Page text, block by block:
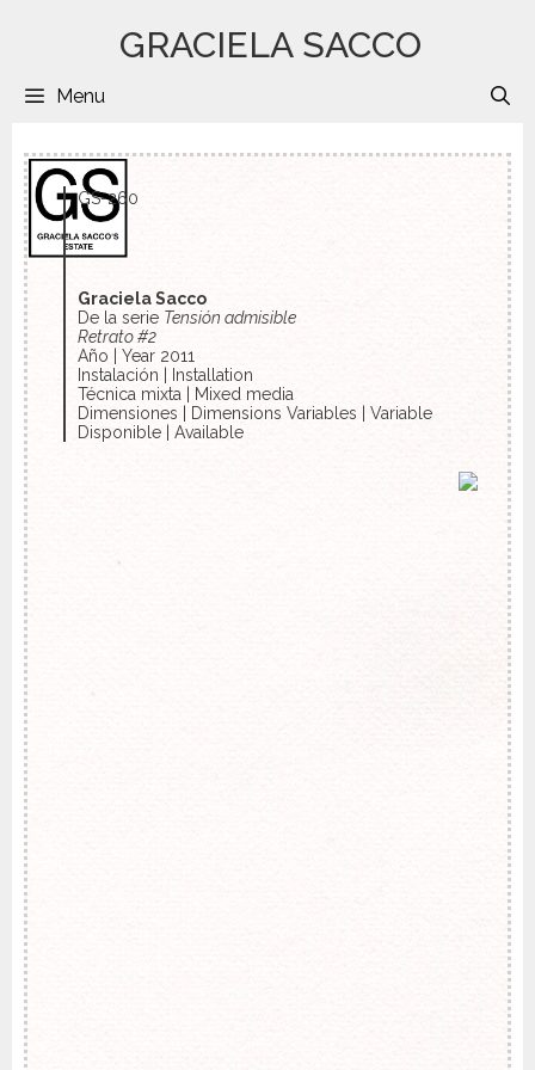
GRACIELA SACCO
Menu
GS-260
Graciela Sacco
De la serie Tensión admisible
Retrato #2
Año | Year 2011
Instalación | Installation
Técnica mixta | Mixed media
Dimensiones | Dimensions Variables | Variable
Disponible | Available